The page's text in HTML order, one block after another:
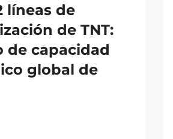
líneas de
de TNT:
de capacidad
global de